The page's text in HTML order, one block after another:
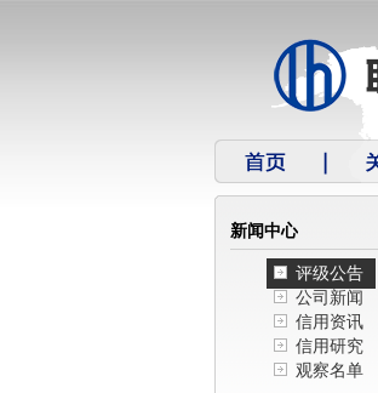
新闻中心
评级公告
公司新闻
信用资讯
信用研究
观察名单